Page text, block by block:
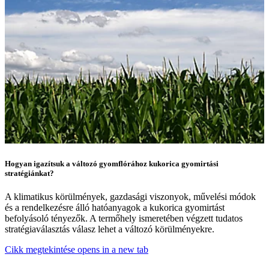
Hogyan igazítsuk a változó gyomflórához kukorica gyomirtási
stratégiánkat?
A klimatikus körülmények, gazdasági viszonyok, művelési módok
és a rendelkezésre álló hatóanyagok a kukorica gyomirtást
befolyásoló tényezők. A termőhely ismeretében végzett tudatos
stratégiaválasztás válasz lehet a változó körülményekre.
Cikk megtekintése opens in a new tab